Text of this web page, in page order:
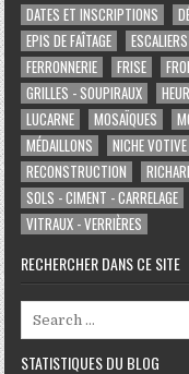
DATES ET INSCRIPTIONS
EPIS DE FAÎTAGE
ESCALIERS
FERRONNERIE
FRISE
GRILLES - SOUPIRAUX
LUCARNE
MOSAÏQUES
MÉDAILLONS
NICHE VOTIVE
RECONSTRUCTION
SOLS - CIMENT - CARRELAGE
VITRAUX - VERRIÈRES
RECHERCHER DANS CE SITE
STATISTIQUES DU BLOG